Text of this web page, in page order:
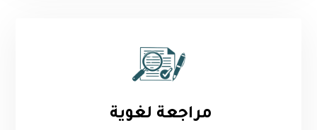
مراجعة لغوية